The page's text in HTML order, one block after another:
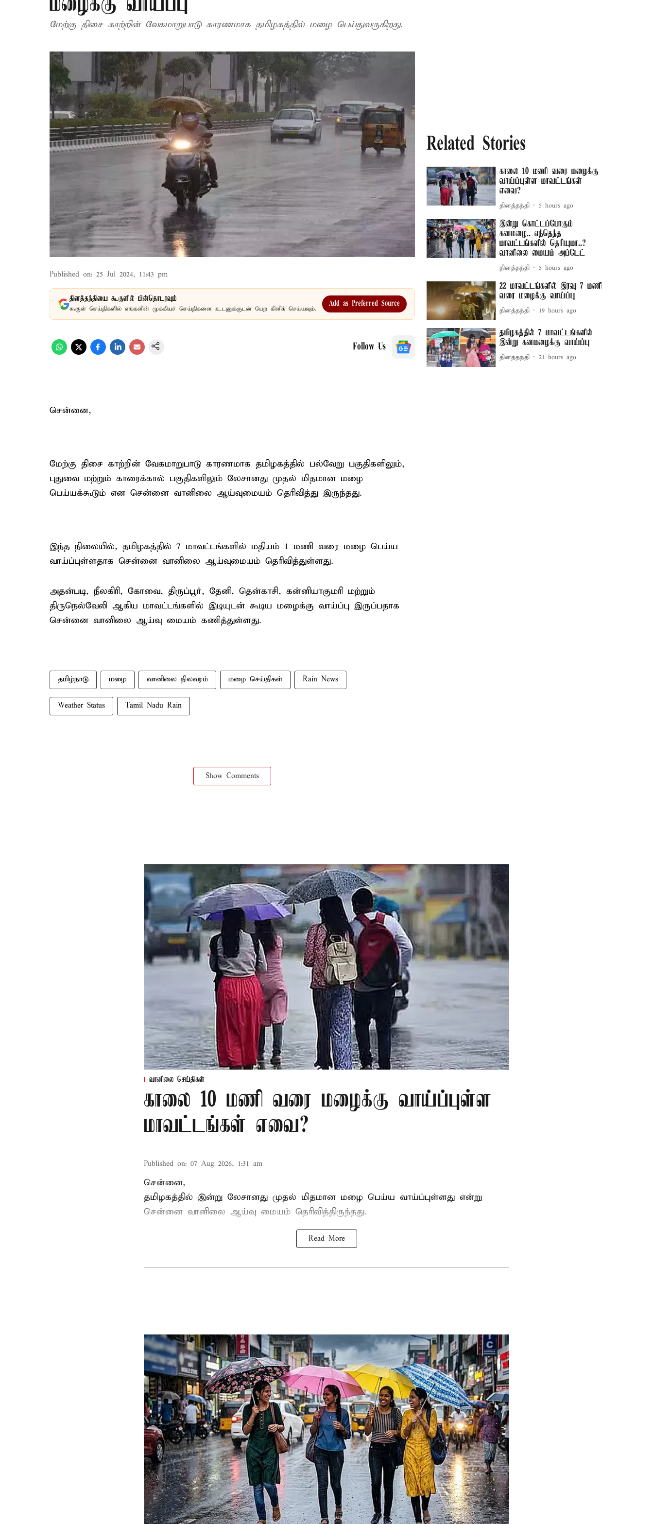
மேற்கு திசை காற்றின் வேகமாறுபாடு காரணமாக தமிழகத்தில் மழை பெய்துவருகிறது.
Published on: 25 Jul 2024, 11:43 pm
தினத்தந்தியை கூகுளில் பின்தொடரவும்
கூகுள் செய்திகளில் எங்களின் முக்கியச் செய்திகளை உடனுக்குடன் பெற கிளிக் செய்யவும்.
Add as Preferred Source
Follow Us
சென்னை,
மேற்கு திசை காற்றின் வேகமாறுபாடு காரணமாக தமிழகத்தில் பல்வேறு பகுதிகளிலும்,
புதுவை மற்றும் காரைக்கால் பகுதிகளிலும் லேசானது முதல் மிதமான மழை
பெய்யக்கூடும் என சென்னை வானிலை ஆய்வுமையம் தெரிவித்து இருந்தது.
இந்த நிலையில், தமிழகத்தில் 7 மாவட்டங்களில் மதியம் 1 மணி வரை மழை பெய்ய
வாய்ப்புள்ளதாக சென்னை வானிலை ஆய்வுமையம் தெரிவித்துள்ளது.
அதன்படி, நீலகிரி, கோவை, திருப்பூர், தேனி, தென்காசி, கன்னியாகுமரி மற்றும்
திருநெல்வேலி ஆகிய மாவட்டங்களில் இடியுடன் கூடிய மழைக்கு வாய்ப்பு இருப்பதாக
சென்னை வானிலை ஆய்வு மையம் கணித்துள்ளது.
தமிழ்நாடு மழை வானிலை நிலவரம் மழை செய்திகள் Rain News
Weather Status Tamil Nadu Rain
Show Comments
Related Stories
காலை 10 மணி வரை மழைக்கு
வாய்ப்புள்ள மாவட்டங்கள்
எவை?
தினத்தந்தி 5 hours ago
இன்று கொட்டப்போகும்
கனமழை.. எந்தெந்த
மாவட்டங்களில் தெரியுமா..?
வானிலை மையம் அப்டேட்
தினத்தந்தி 5 hours ago
22 மாவட்டங்களில் இரவு 7 மணி
வரை மழைக்கு வாய்ப்பு
தினத்தந்தி 19 hours ago
தமிழகத்தில் 7 மாவட்டங்களில்
இன்று கனமழைக்கு வாய்ப்பு
தினத்தந்தி 21 hours ago
வானிலை செய்திகள்
காலை 10 மணி வரை மழைக்கு வாய்ப்புள்ள
மாவட்டங்கள் எவை?
Published on: 07 Aug 2026, 1:31 am
சென்னை,
தமிழகத்தில் இன்று லேசானது முதல் மிதமான மழை பெய்ய வாய்ப்புள்ளது என்று
சென்னை வானிலை ஆய்வு மையம் தெரிவித்திருந்தது.
Read More